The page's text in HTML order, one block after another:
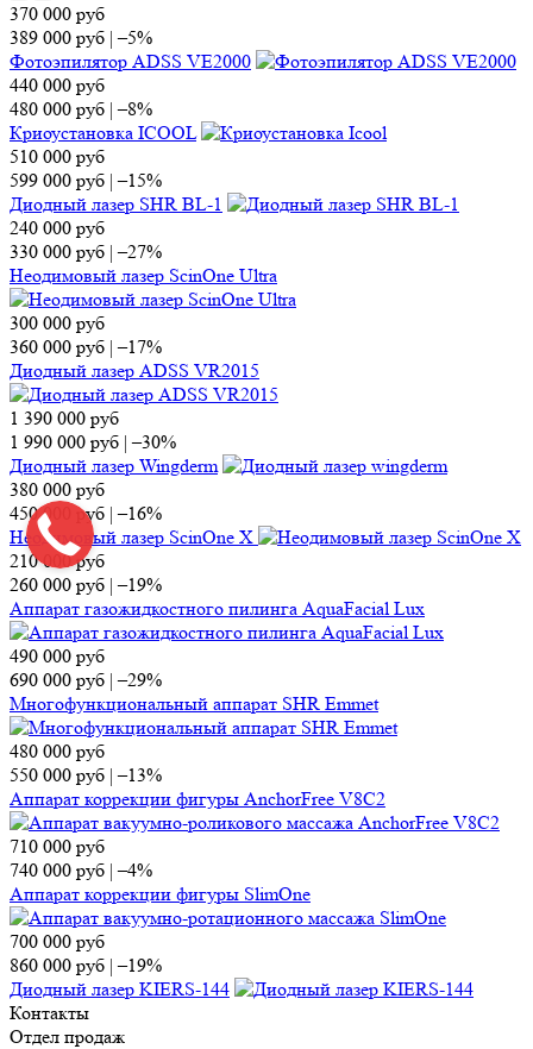
370 000 руб
389 000 руб |–5%
Фотоэпилятор ADSS VE2000
440 000 руб
480 000 руб |–8%
Криоустановка ICOOL
510 000 руб
599 000 руб |–15%
Диодный лазер SHR BL-1
240 000 руб
330 000 руб |–27%
Неодимовый лазер ScinOne Ultra
300 000 руб
360 000 руб |–17%
Диодный лазер ADSS VR2015
1 390 000 руб
1 990 000 руб |–30%
Диодный лазер Wingderm
380 000 руб
450 000руб |–16%
Неодимовый лазер ScinOne X
210 000руб
260 000 руб |–19%
Аппарат газожидкостного пилинга AquaFacial Lux
490 000 руб
690 000 руб |–29%
Многофункциональный аппарат SHR Emmet
480 000 руб
550 000 руб |–13%
Аппарат коррекции фигуры AnchorFree V8C2
710 000 руб
740 000 руб |–4%
Аппарат коррекции фигуры SlimOne
700 000 руб
860 000 руб |–19%
Диодный лазер KIERS-144
Контакты
Отдел продаж